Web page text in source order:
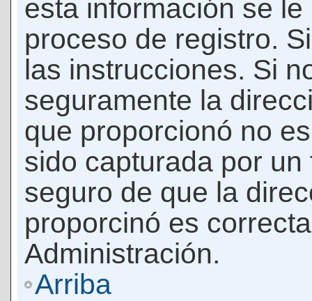
esta información se
proceso de registro.
las instrucciones. Si
seguramente la
que proporcionó no
sido capturada por
seguro de que la
proporcinó es
Administración.
Arriba